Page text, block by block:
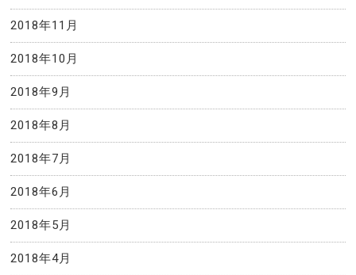
2018年11月
2018年10月
2018年9月
2018年8月
2018年7月
2018年6月
2018年5月
2018年4月